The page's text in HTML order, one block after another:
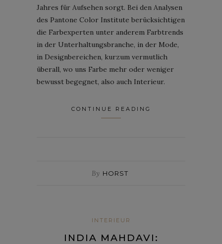
Jahres für Aufsehen sorgt. Bei den Analysen
des Pantone Color Institute berücksichtigen
die Farbexperten unter anderem Farbtrends
in der Unterhaltungsbranche, in der Mode,
in Designbereichen, kurzum vermutlich
überall, wo uns Farbe mehr oder weniger
bewusst begegnet, also auch Interieur.
CONTINUE READING
By HORST
INTERIEUR
INDIA MAHDAVI: